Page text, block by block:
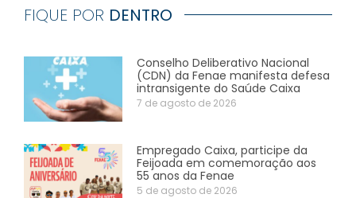
FIQUE POR DENTRO
Conselho Deliberativo Nacional
(CDN) da Fenae manifesta defesa
intransigente do Saúde Caixa
7 de agosto de 2026
Empregado Caixa, participe da
Feijoada em comemoração aos
55 anos da Fenae
5 de agosto de 2026